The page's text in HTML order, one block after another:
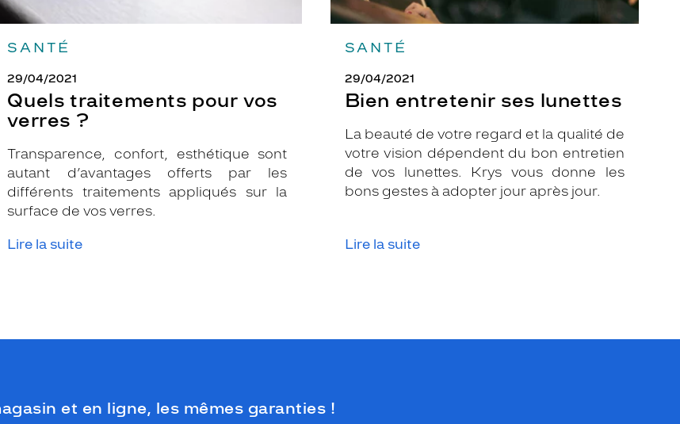
SANTÉ
29/04/2021
Quels traitements pour vos
verres ?
Transparence, confort, esthétique sont
autant d’avantages offerts par les
différents traitements appliqués sur la
surface de vos verres.
Lire la suite
SANTÉ
29/04/2021
Bien entretenir ses lunettes
La beauté de votre regard et la qualité de
votre vision dépendent du bon entretien
de vos lunettes. Krys vous donne les
bons gestes à adopter jour après jour.
Lire la suite
et en ligne, les mêmes garanties !